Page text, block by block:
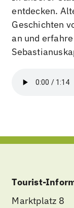
entdecken.
Geschichten
an und
Tourist-
Marktplatz 8